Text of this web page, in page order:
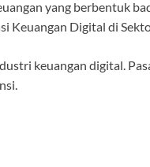
yang berbentuk
Keuangan Digital di
keuangan digital.